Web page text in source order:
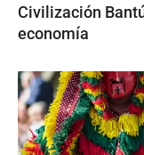
Civilización
economía